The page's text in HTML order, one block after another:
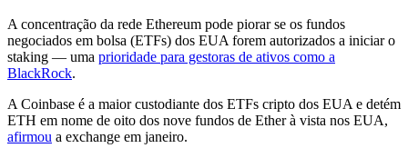
A concentração da rede Ethereum pode piorar se os fundos
negociados em bolsa (ETFs) dos EUA forem autorizados a iniciar o
staking — uma prioridade para gestoras de ativos como a
BlackRock.
A Coinbase é a maior custodiante dos ETFs cripto dos EUA e detém
ETH em nome de oito dos nove fundos de Ether à vista nos EUA,
afirmou a exchange em janeiro.